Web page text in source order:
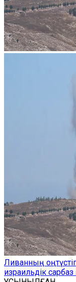
Ливанның
израильдік